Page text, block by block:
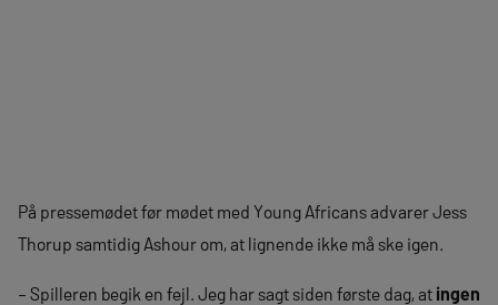
På pressemødet før mødet med Young Africans advarer Jess
Thorup samtidig Ashour om, at lignende ikke må ske igen.
– Spilleren begik en fejl. Jeg har sagt siden første dag, at ingen